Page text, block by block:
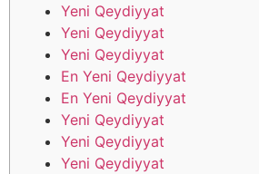
Yeni Qeydiyyat
Yeni Qeydiyyat
Yeni Qeydiyyat
En Yeni Qeydiyyat
En Yeni Qeydiyyat
Yeni Qeydiyyat
Yeni Qeydiyyat
Yeni Qeydiyyat